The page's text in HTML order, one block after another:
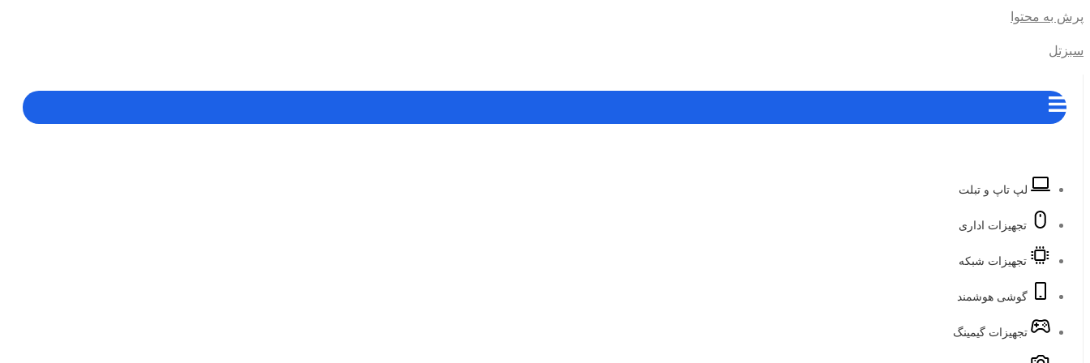
پرش به محتوا
سبزتل
لپ تاپ و تبلت
تجهیزات اداری
تجهیزات شبکه
گوشی هوشمند
تجهیزات گیمینگ